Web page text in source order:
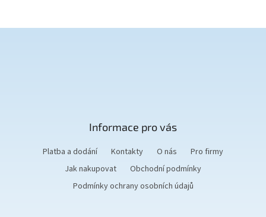
Informace pro vás
Platba a dodání Kontakty O nás
Pro firmy
Jak nakupovat
Obchodní podmínky
Podmínky ochrany osobních údajů